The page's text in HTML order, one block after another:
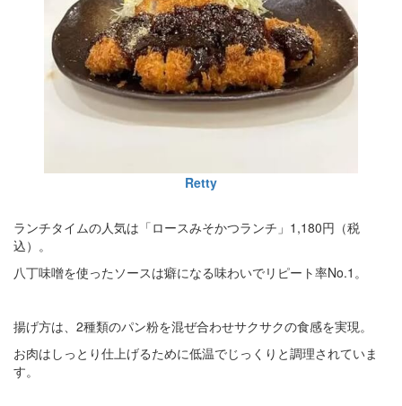
Retty
ランチタイムの人気は「ロースみそかつランチ」1,180円（税
込）。
八丁味噌を使ったソースは癖になる味わいでリピート率No.1。
揚げ方は、2種類のパン粉を混ぜ合わせサクサクの食感を実現。
お肉はしっとり仕上げるために低温でじっくりと調理されていま
す。